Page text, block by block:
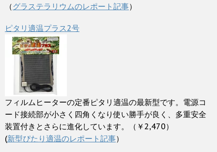
（ グラステラリウムのレポート記事）
ピタリ適温プラス2号
フィルムヒーターの定番ピタリ適温の最新型です。電源コ
ード接続部が小さく四角くなり使い勝手が良く、多重安全
装置付きとさらに進化しています。（￥2,470）
(新型ぴたり適温のレポート記事）